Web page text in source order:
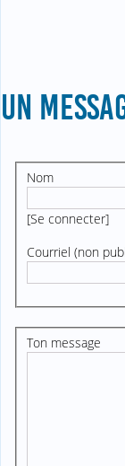
UN
Nom
[Se connecter]
Courriel (non
Ton message